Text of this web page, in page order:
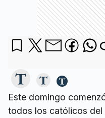
Este domingo
todos los católicos del